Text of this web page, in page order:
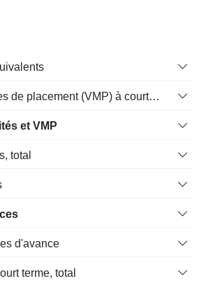
Valeur mobilières de placement (VMP) à court terme
et VMP
total
d'avance
terme, total